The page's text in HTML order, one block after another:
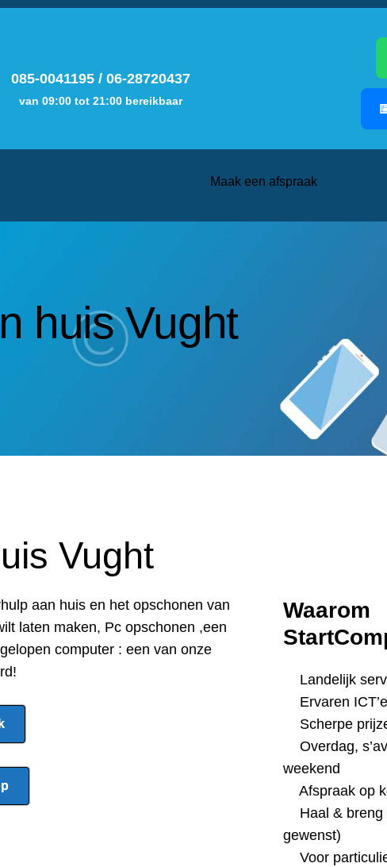
085-0041195/ 06-28720437
van 09:00 tot 21:00 bereikbaar
Maak een afspraak
huis Vught
Vught
aan huis en het opschonen van
laten maken, Pc opschonen ,een
computer : een van onze
Waarom
Landelijk
Ervaren
Scherpe
Overdag,
weekend
Afspraak op
Haal &
gewenst)
Voor